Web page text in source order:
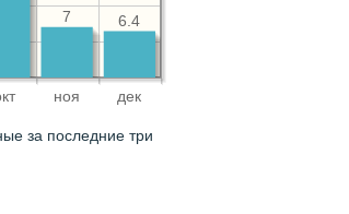
ноя дек
6.4
7
за последние три